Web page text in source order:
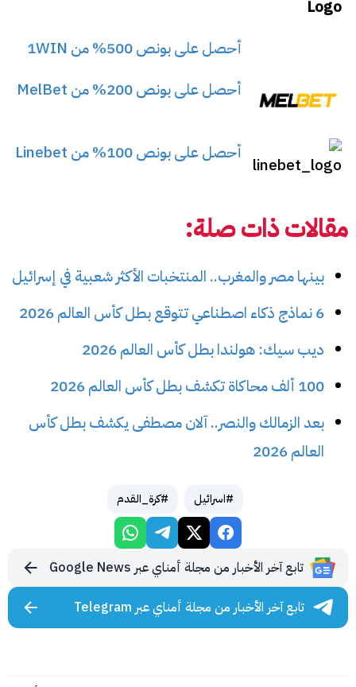
أحصل على بونص 500% من 1WIN
أحصل على بونص 200% من MelBet
أحصل على بونص 100% من Linebet
مقالات ذات صلة:
بينها مصر والمغرب.. المنتخبات الأكثر شعبية في إسرائيل
6 نماذج ذكاء اصطناعي تتوقع بطل كأس العالم 2026
ديب سيك: هولندا بطل كأس العالم 2026
100 ألف محاكاة تكشف بطل كأس العالم 2026
بعد الزمالك والنصر.. آلان مصطفى يكشف بطل كأس
العالم 2026
#اسرائيل #كرة_القدم
تابع آخر الأخبار من مجلة أمناي عبر Google News
تابع آخر الأخبار من مجلة أمناي عبر Telegram